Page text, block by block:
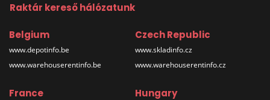
Raktár kereső hálózatunk
Belgium
www.depotinfo.be
www.warehouserentinfo.be
Czech Republic
www.skladinfo.cz
www.warehouserentinfo.cz
France Hungary